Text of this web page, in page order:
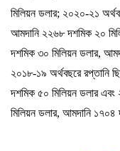
মিলিয়ন ডলার; ২০২০-২১
আমদানি ২২৬৮ দশমিক ২০
দশমিক ৩০ মিলিয়ন ডলার,
২০১৮-১৯ অর্থবছরে রপ্তানি
দশমিক ৫০ মিলিয়ন ডলার
মিলিয়ন ডলার, আমদানি ১৭০৪